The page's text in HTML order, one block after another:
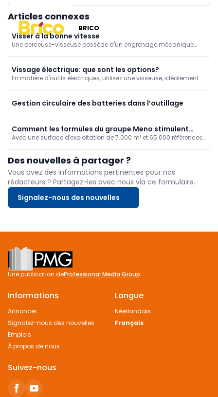
BRICO
Articles connexes
Visser à la bonne vitesse
Une perceuse-visseuse possède d'un engrenage mécanique
cette astuce.
Vissage électrique: que sont les options?
En matière d'outils électriques, utilisez une visseuse, idéalement
Gestion circulaire des batteries dans l’outillage
Comment les formules du groupe Meno stimulent
Tecniba en tant que partenaire
Avec une surface d'exploitation de 7.000 m² et 65.000 références
environs. L'entreprise compte aujourd'hui quarante
collaborateurs...
Des nouvelles à partager ?
Vous avez des informations pertinentes pour nos
rédacteurs ? Partagez-les avec nous via ce formulaire.
Signalez-nous des nouvelles
Footer
Une publication deProfessional Media Group
Informations
Annoncer
Signalez-nous des nouvelles
Emplois
À propos de nous
Langue
Néerlandais
Français
Suivez-nous